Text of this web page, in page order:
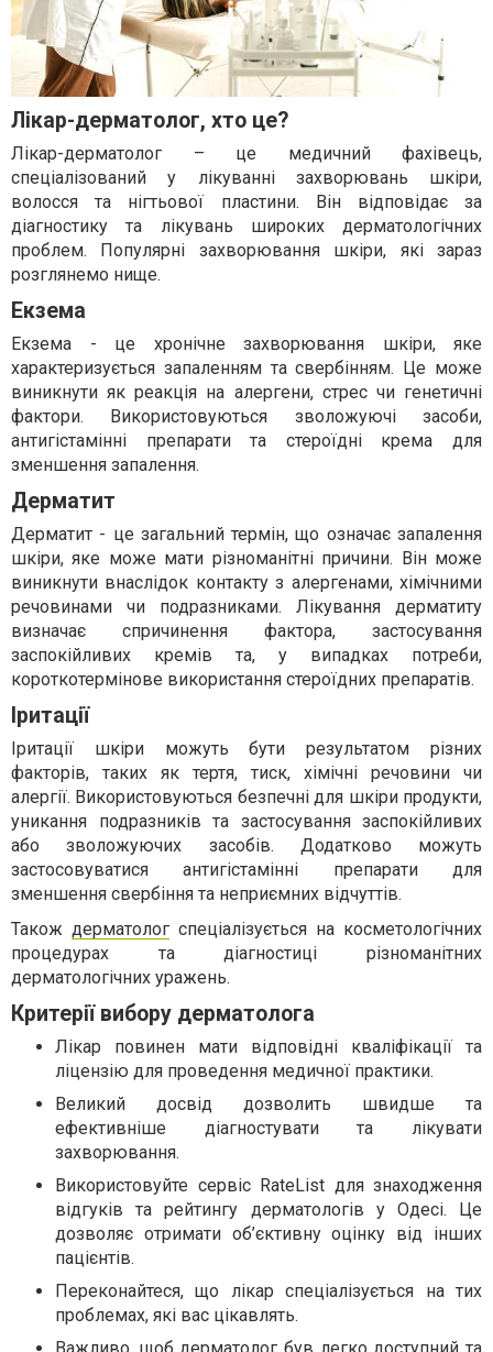
Лікар-дерматолог, хто це?
Лікар-дерматолог – це медичний фахівець,
спеціалізований у лікуванні захворювань шкіри,
волосся та нігтьової пластини. Він відповідає за
діагностику та лікувань широких дерматологічних
проблем. Популярні захворювання шкіри, які зараз
розглянемо нище.
Екзема
Екзема - це хронічне захворювання шкіри, яке
характеризується запаленням та свербінням. Це може
виникнути як реакція на алергени, стрес чи генетичні
фактори. Використовуються зволожуючі засоби,
антигістамінні препарати та стероїдні крема для
зменшення запалення.
Дерматит
Дерматит - це загальний термін, що означає запалення
шкіри, яке може мати різноманітні причини. Він може
виникнути внаслідок контакту з алергенами, хімічними
речовинами чи подразниками. Лікування дерматиту
визначає спричинення фактора, застосування
заспокійливих кремів та, у випадках потреби,
короткотермінове використання стероїдних препаратів.
Іритації
Іритації шкіри можуть бути результатом різних
факторів, таких як тертя, тиск, хімічні речовини чи
алергії. Використовуються безпечні для шкіри продукти,
уникання подразників та застосування заспокійливих
або зволожуючих засобів. Додатково можуть
застосовуватися антигістамінні препарати для
зменшення свербіння та неприємних відчуттів.
Також дерматолог спеціалізується на косметологічних
процедурах та діагностиці різноманітних
дерматологічних уражень.
Критерії вибору дерматолога
Лікар повинен мати відповідні кваліфікації та
ліцензію для проведення медичної практики.
Великий досвід дозволить швидше та
ефективніше діагностувати та лікувати
захворювання.
Використовуйте сервіс RateList для знаходження
відгуків та рейтингу дерматологів у Одесі. Це
дозволяє отримати об’єктивну оцінку від інших
пацієнтів.
Переконайтеся, що лікар спеціалізується на тих
проблемах, які вас цікавлять.